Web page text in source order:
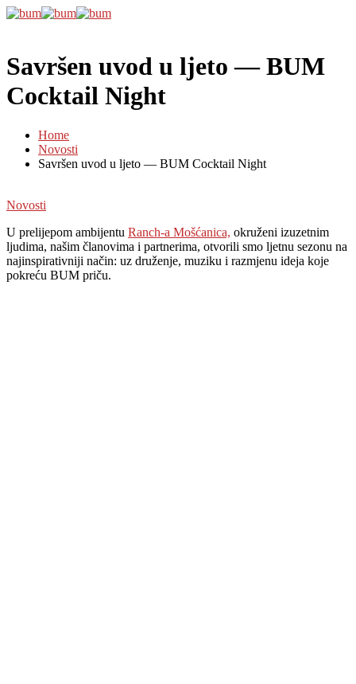
Savršen uvod u ljeto — BUM
Cocktail Night
Home
Novosti
Savršen uvod u ljeto — BUM Cocktail Night
Novosti
U prelijepom ambijentu Ranch-a Mošćanica, okruženi izuzetnim
ljudima, našim članovima i partnerima, otvorili smo ljetnu sezonu na
najinspirativniji način: uz druženje, muziku i razmjenu ideja koje
pokreću BUM priču.